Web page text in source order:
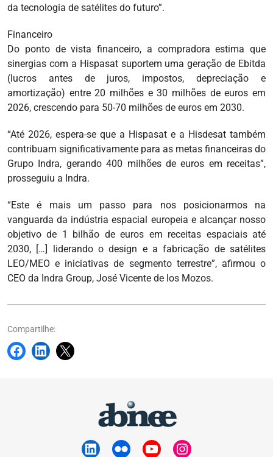
da tecnologia de satélites do futuro”.
Financeiro
Do ponto de vista financeiro, a compradora estima que
sinergias com a Hispasat suportem uma geração de Ebitda
(lucros antes de juros, impostos, depreciação e
amortização) entre 20 milhões e 30 milhões de euros em
2026, crescendo para 50-70 milhões de euros em 2030.
“Até 2026, espera-se que a Hispasat e a Hisdesat também
contribuam significativamente para as metas financeiras do
Grupo Indra, gerando 400 milhões de euros em receitas”,
prosseguiu a Indra.
“Este é mais um passo para nos posicionarmos na
vanguarda da indústria espacial europeia e alcançar nosso
objetivo de 1 bilhão de euros em receitas espaciais até
2030, […] liderando o design e a fabricação de satélites
LEO/MEO e iniciativas de segmento terrestre”, afirmou o
CEO da Indra Group, José Vicente de los Mozos.
Compartilhe: